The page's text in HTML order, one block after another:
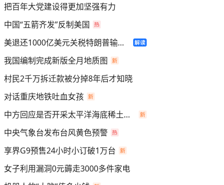
把百年大党建设得更加坚强有力
中国“五箭齐发”反制美国
美退还1000亿美元关税特朗普输了吗
我国编制完成新版全月地质图
村民2千万拆迁款被分掉8年后才知晓
对话重庆地铁吐血女孩
中方回应是否开采太平洋海底稀土资源
中央气象台发布台风黄色预警
享界G9预售24小时小订破1万台
女子利用漏洞0元薅走3000多件家电